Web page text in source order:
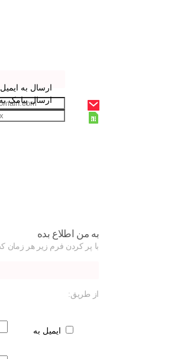
ارسال به ایمیل
ارسال پیامک
به من اطلاع بده
با پر کردن فرم زیر هر زمان
از طریق:
ایمیل به